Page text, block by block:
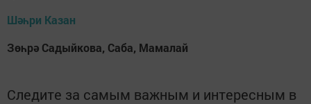
Шәһри Казан
Зөһрә Садыйкова, Саба, Мамалай
Следите за самым важным и интересным в